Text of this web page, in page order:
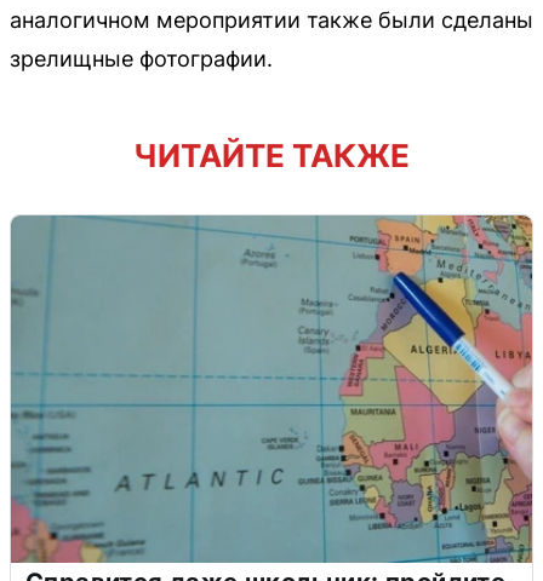
аналогичном мероприятии также были сделаны
зрелищные фотографии.
ЧИТАЙТЕ ТАКЖЕ